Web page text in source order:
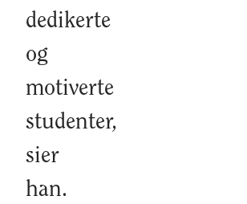
dedikerte
og
motiverte
studenter,
sier
han.